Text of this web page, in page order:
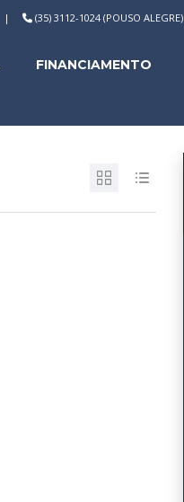
| (35) 3112-1024 (POUSO ALEGRE)
FINANCIAMENTO